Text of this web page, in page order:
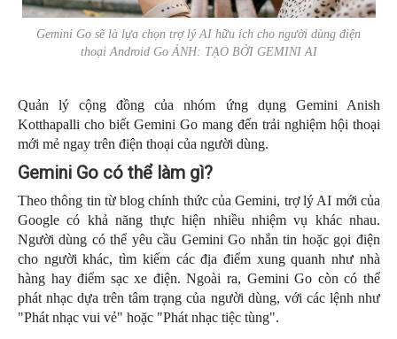
Gemini Go sẽ là lựa chọn trợ lý AI hữu ích cho người dùng điện
thoại Android Go ẢNH: TẠO BỞI GEMINI AI
Quản lý cộng đồng của nhóm ứng dụng Gemini Anish
Kotthapalli cho biết Gemini Go mang đến trải nghiệm hội thoại
mới mẻ ngay trên điện thoại của người dùng.
Gemini Go có thể làm gì?
Theo thông tin từ blog chính thức của Gemini, trợ lý AI mới của
Google có khả năng thực hiện nhiều nhiệm vụ khác nhau.
Người dùng có thể yêu cầu Gemini Go nhắn tin hoặc gọi điện
cho người khác, tìm kiếm các địa điểm xung quanh như nhà
hàng hay điểm sạc xe điện. Ngoài ra, Gemini Go còn có thể
phát nhạc dựa trên tâm trạng của người dùng, với các lệnh như
"Phát nhạc vui vẻ" hoặc "Phát nhạc tiệc tùng".